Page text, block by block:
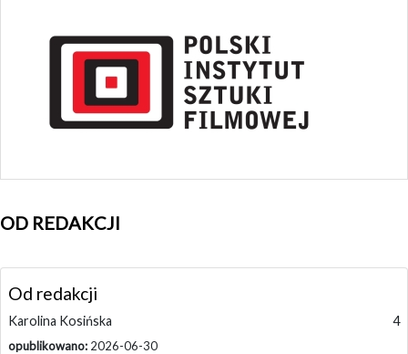
OD REDAKCJI
Od redakcji
Karolina Kosińska 4
opublikowano: 2026-06-30